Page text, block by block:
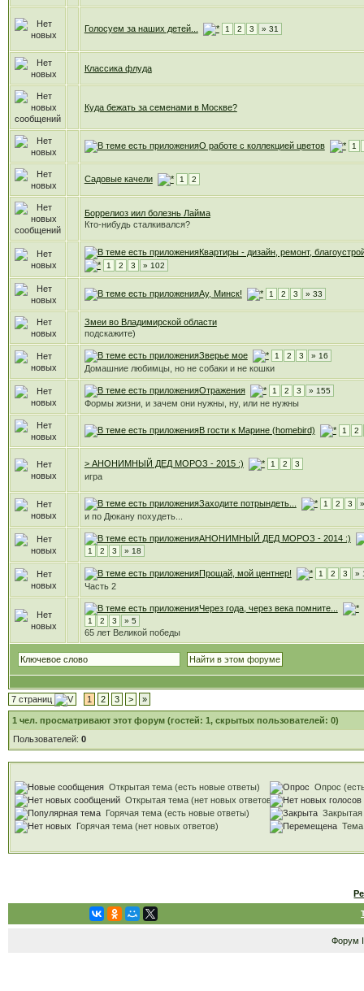
Голосуем за наших детей... 1 2 3 » 31
Классика флуда
Куда бежать за семенами в Москве?
О работе с коллекцией цветов 1
Садовые качели 1 2
Боррелиоз иил болезнь Лайма
Кто-нибудь сталкивался?
Квартиры - дизайн, ремонт,
1 2 3 » 102
Ау, Минск! 1 2 3 » 33
Змеи во Владимирской области
подскажите)
Зверье мое 1 2 3 » 16
Домашние любимцы, но не собаки и не кошки
Отражения 1 2 3 » 155
Формы жизни, и зачем они нужны, ну, или не нужны
В гости к Марине (homebird) 1 2
> АНОНИМНЫЙ ДЕД МОРОЗ - 2015 :) 1 2 3
игра
Заходите потрындеть... 1 2 3
и по Дюкану похудеть...
АНОНИМНЫЙ ДЕД МОРОЗ - 2014 :)
1 2 3 » 18
Прощай, мой центнер! 1 2 3 »
Часть 2
Через года, через века помните...
1 2 3 » 5
65 лет Великой победы
7 страниц 1 2 3 > »
1 чел. просматривают этот форум (гостей: 1, скрытых пользователей: 0)
Пользователей: 0
Открытая тема (есть новые ответы)
Открытая тема (нет новых ответов)
Горячая тема (есть новые ответы)
Горячая тема (нет новых ответов)
Опрос
Форум